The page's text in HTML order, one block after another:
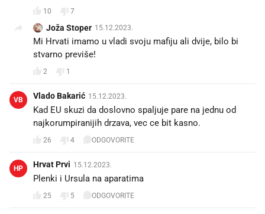
10 7
Joža Stoper 15.12.2023.
Mi Hrvati imamo u vladi svoju mafiju ali dvije, bilo bi
stvarno previše!
2 1
VB Vlado Bakarić 15.12.2023.
Kad EU skuzi da doslovno spaljuje pare na jednu od
najkorumpiranijih drzava, vec ce bit kasno.
26 4 ODGOVORITE
HP Hrvat Prvi 15.12.2023.
Plenki i Ursula na aparatima
25 5 ODGOVORITE